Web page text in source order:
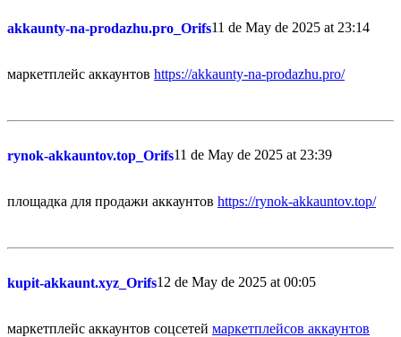
akkaunty-na-prodazhu.pro_Orifs11 de May de 2025 at 23:14
маркетплейс аккаунтов https://akkaunty-na-prodazhu.pro/
rynok-akkauntov.top_Orifs11 de May de 2025 at 23:39
площадка для продажи аккаунтов https://rynok-akkauntov.top/
kupit-akkaunt.xyz_Orifs12 de May de 2025 at 00:05
маркетплейс аккаунтов соцсетей маркетплейсов аккаунтов